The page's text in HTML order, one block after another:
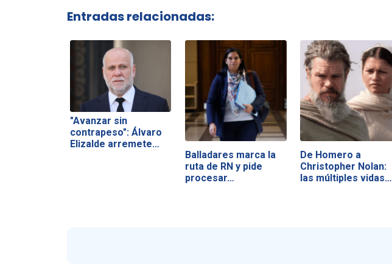
Entradas relacionadas:
"Avanzar sin
contrapeso": Álvaro
Elizalde arremete…
Balladares marca la
ruta de RN y pide
procesar…
De Homero a
Christopher Nolan:
las múltiples vidas…